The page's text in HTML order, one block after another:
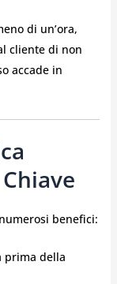
di un’ora,
cliente di non
accade in
benefici:
prima della